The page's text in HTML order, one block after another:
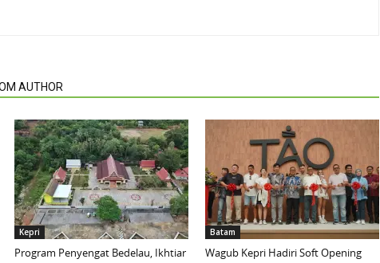
AUTHOR
Kepri
Program Penyengat Bedelau, Ikhtiar
Batam
Wagub Kepri Hadiri Soft Opening